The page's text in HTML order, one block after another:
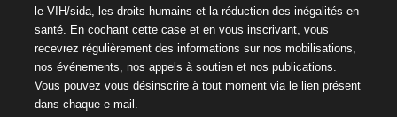
le VIH/sida, les droits humains et la réduction des inégalités en
santé. En cochant cette case et en vous inscrivant, vous
recevrez régulièrement des informations sur nos mobilisations,
nos événements, nos appels à soutien et nos publications.
Vous pouvez vous désinscrire à tout moment via le lien présent
dans chaque e-mail.